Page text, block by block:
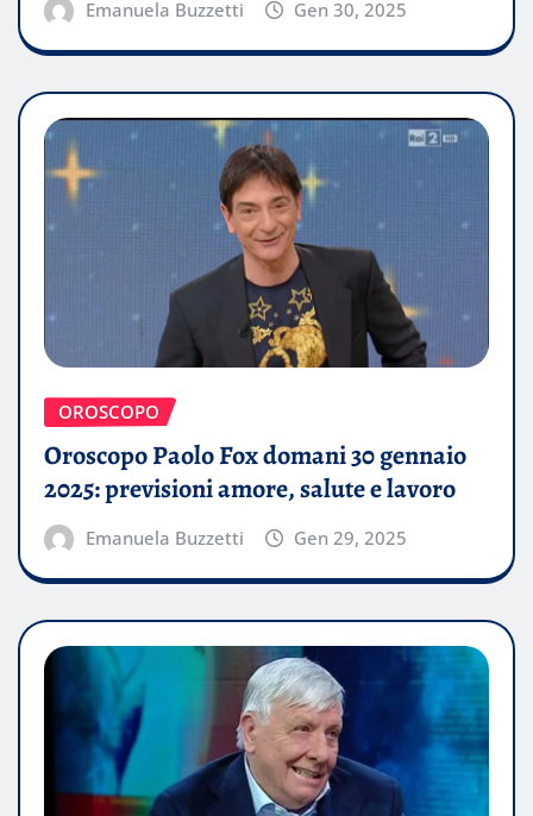
Emanuela Buzzetti Gen 30, 2025
OROSCOPO
Oroscopo Paolo Fox domani 30 gennaio
2025: previsioni amore, salute e lavoro
Emanuela Buzzetti Gen 29, 2025